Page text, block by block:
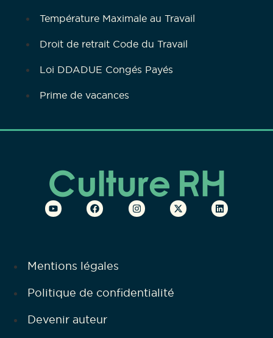
Température Maximale au Travail
Droit de retrait Code du Travail
Loi DDADUE Congés Payés
Prime de vacances
Mentions légales
Politique de confidentialité
Devenir auteur